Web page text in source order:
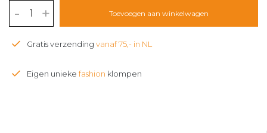
- + Toevoegen aan winkelwagen
Gratis verzending vanaf 75,- in NL
Eigen unieke fashion klompen